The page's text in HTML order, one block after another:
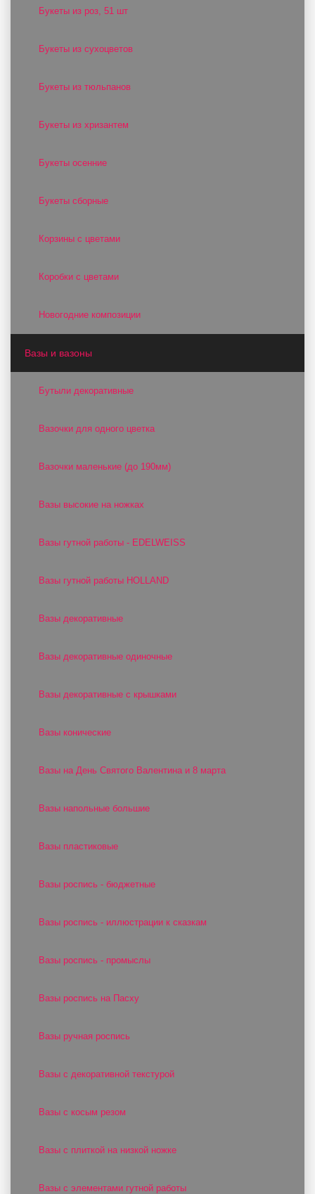
Букеты из роз, 51 шт
Букеты из сухоцветов
Букеты из тюльпанов
Букеты из хризантем
Букеты осенние
Букеты сборные
Корзины с цветами
Коробки с цветами
Новогодние композиции
Вазы и вазоны
Бутыли декоративные
Вазочки для одного цветка
Вазочки маленькие (до 190мм)
Вазы высокие на ножках
Вазы гутной работы - EDELWEISS
Вазы гутной работы HOLLAND
Вазы декоративные
Вазы декоративные одиночные
Вазы декоративные с крышками
Вазы конические
Вазы на День Святого Валентина и 8 марта
Вазы напольные большие
Вазы пластиковые
Вазы роспись - бюджетные
Вазы роспись - иллюстрации к сказкам
Вазы роспись - промыслы
Вазы роспись на Пасху
Вазы ручная роспись
Вазы с декоративной текстурой
Вазы с косым резом
Вазы с плиткой на низкой ножке
Вазы с элементами гутной работы